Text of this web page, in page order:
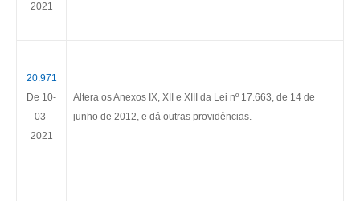
2021
20.971
De 10-
03-
2021
Altera os Anexos IX, XII e XIII da Lei nº 17.663, de 14 de
junho de 2012, e dá outras providências.